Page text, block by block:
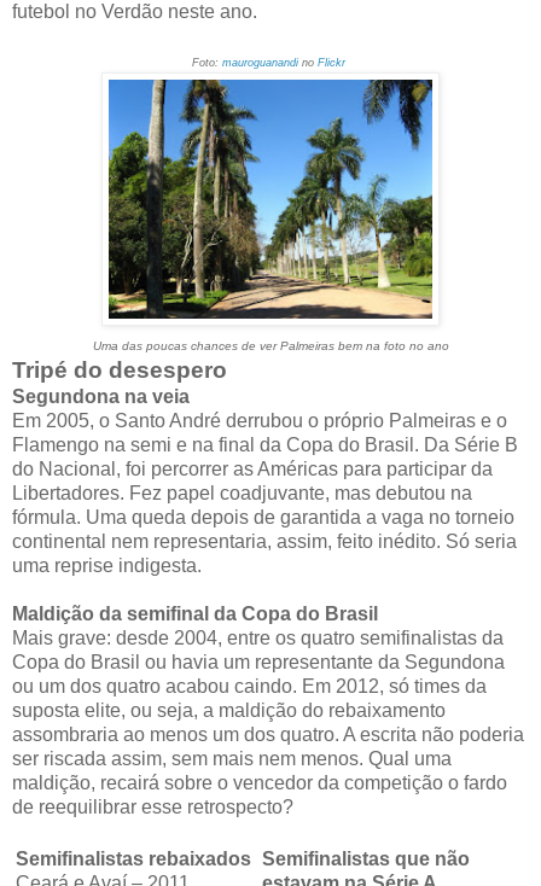
futebol no Verdão neste ano.
Foto: mauroguanandi no Flickr
Uma das poucas chances de ver Palmeiras bem na foto no ano
Tripé do desespero
Segundona na veia
Em 2005, o Santo André derrubou o próprio Palmeiras e o
Flamengo na semi e na final da Copa do Brasil. Da Série B
do Nacional, foi percorrer as Américas para participar da
Libertadores. Fez papel coadjuvante, mas debutou na
fórmula. Uma queda depois de garantida a vaga no torneio
continental nem representaria, assim, feito inédito. Só seria
uma reprise indigesta.
Maldição da semifinal da Copa do Brasil
Mais grave: desde 2004, entre os quatro semifinalistas da
Copa do Brasil ou havia um representante da Segundona
ou um dos quatro acabou caindo. Em 2012, só times da
suposta elite, ou seja, a maldição do rebaixamento
assombraria ao menos um dos quatro. A escrita não poderia
ser riscada assim, sem mais nem menos. Qual uma
maldição, recairá sobre o vencedor da competição o fardo
de reequilibrar esse retrospecto?
Semifinalistas rebaixados Semifinalistas que não